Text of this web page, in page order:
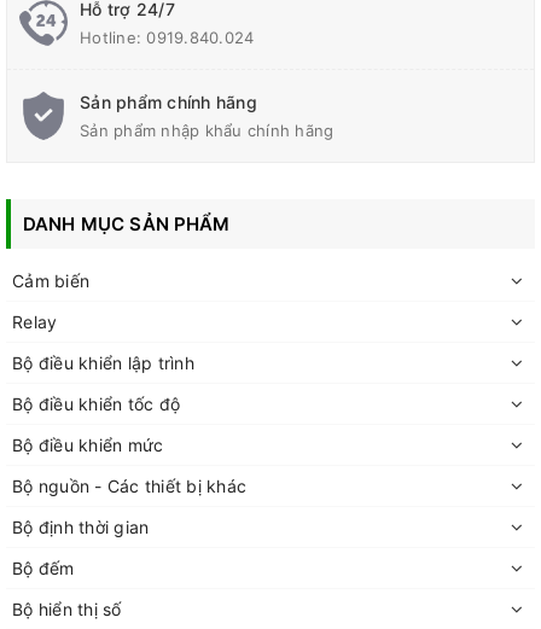
Hỗ trợ 24/7
Hotline:0919.840.024
Sản phẩm chính hãng
Sản phẩm nhập khẩu chính hãng
DANH MỤC SẢN PHẨM
Cảm biến
Relay
Bộ điều khiển lập trình
Bộ điều khiển tốc độ
Bộ điều khiển mức
Bộ nguồn - Các thiết bị khác
Bộ định thời gian
Bộ đếm
Bộ hiển thị số